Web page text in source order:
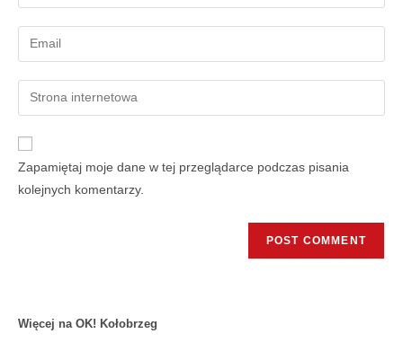
Zapamiętaj moje dane w tej przeglądarce podczas pisania
kolejnych komentarzy.
Więcej na OK! Kołobrzeg